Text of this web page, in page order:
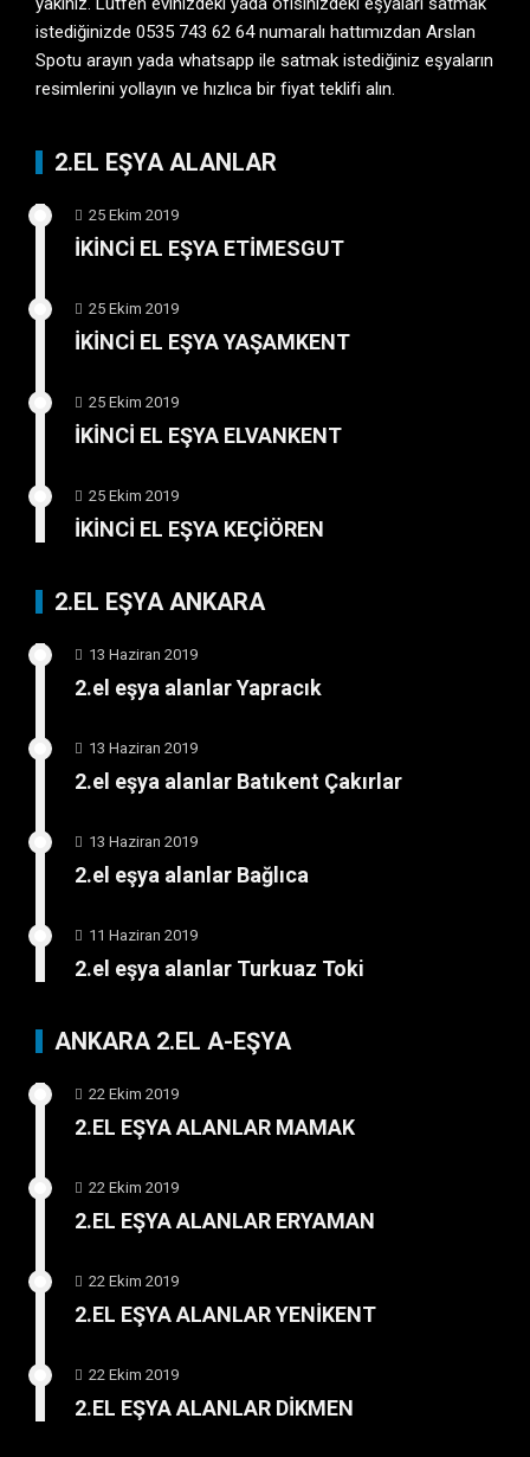
istediğinizde 0535 743 62 64 numaralı hattımızdan Arslan
Spotu arayın yada whatsapp ile satmak istediğiniz eşyaların
resimlerini yollayın ve hızlıca bir fiyat teklifi alın.
2.EL EŞYA ALANLAR
25 Ekim 2019
İKİNCİ EL EŞYA ETİMESGUT
25 Ekim 2019
İKİNCİ EL EŞYA YAŞAMKENT
25 Ekim 2019
İKİNCİ EL EŞYA ELVANKENT
25 Ekim 2019
İKİNCİ EL EŞYA KEÇİÖREN
2.EL EŞYA ANKARA
13 Haziran 2019
2.el eşya alanlar Yapracık
13 Haziran 2019
2.el eşya alanlar Batıkent Çakırlar
13 Haziran 2019
2.el eşya alanlar Bağlıca
11 Haziran 2019
2.el eşya alanlar Turkuaz Toki
ANKARA 2.EL A-EŞYA
22 Ekim 2019
2.EL EŞYA ALANLAR MAMAK
22 Ekim 2019
2.EL EŞYA ALANLAR ERYAMAN
22 Ekim 2019
2.EL EŞYA ALANLAR YENİKENT
22 Ekim 2019
2.EL EŞYA ALANLAR DİKMEN